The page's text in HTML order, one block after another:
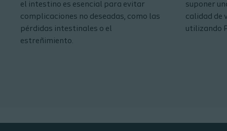
el intestino es esencial para evitar
complicaciones no deseadas, como las
pérdidas intestinales o el
estreñimiento.
suponer
calidad de
utilizando